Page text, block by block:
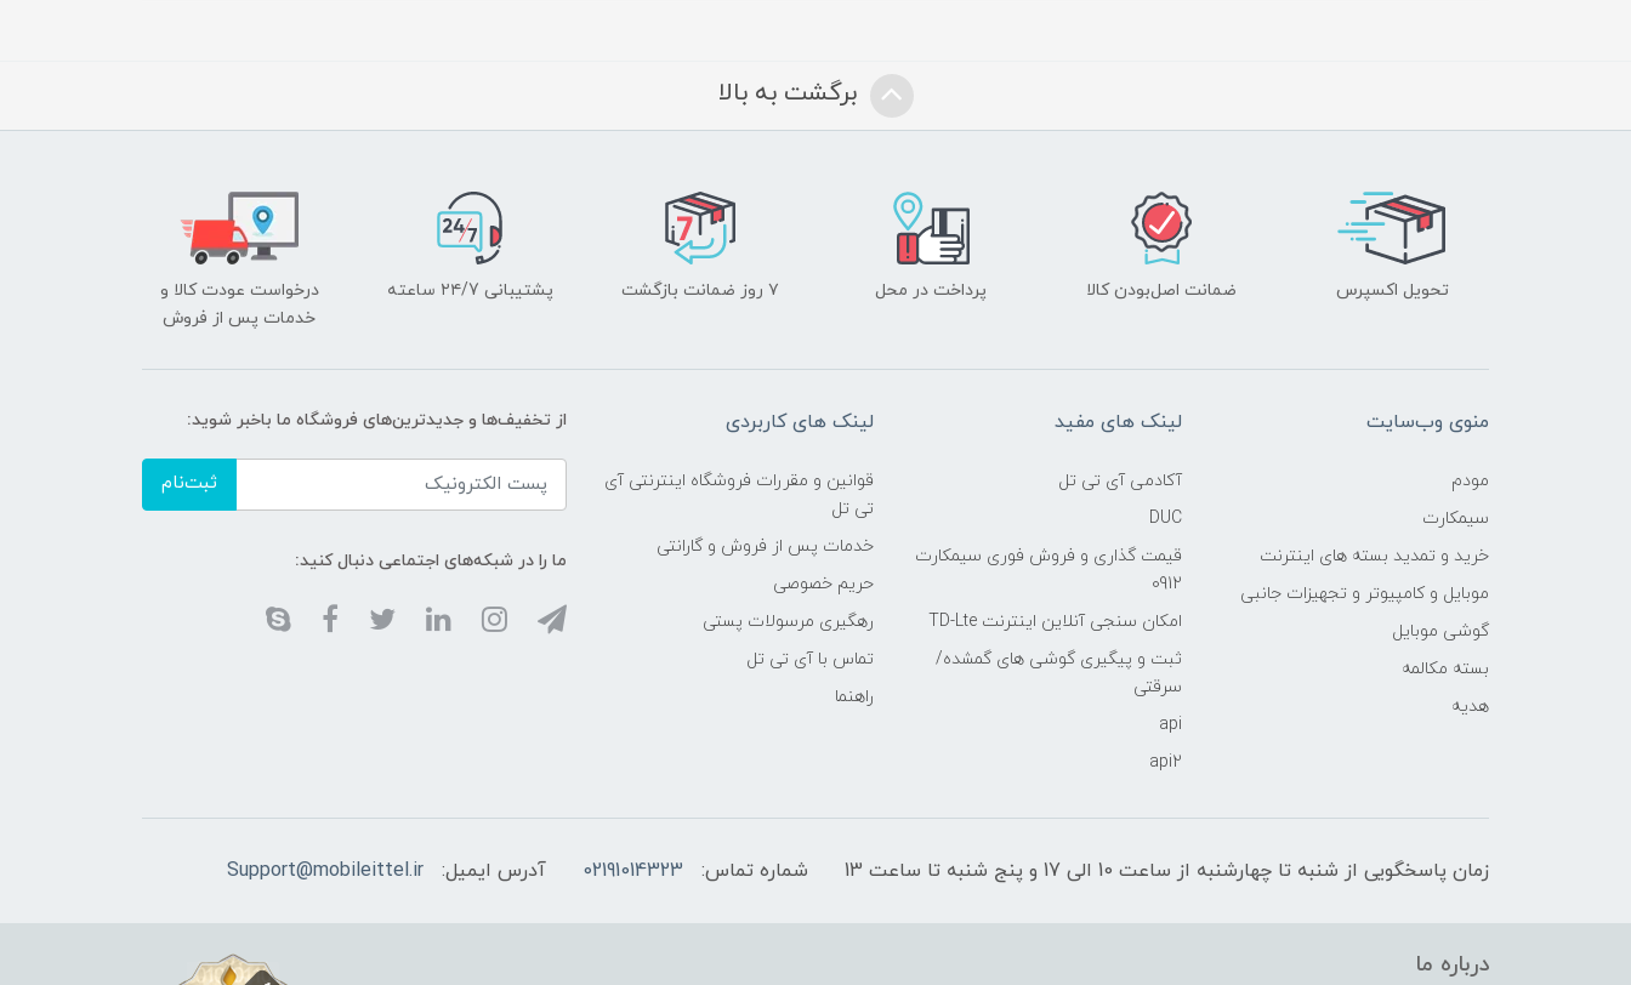
برگشت به بالا
تحویل اکسپرس ضمانت اصل‌بودن کالا پرداخت در محل ۷ روز ضمانت بازگشت پشتیبانی ۲۴/7 ساعته
درخواست عودت کالا و
خدمات پس از فروش
منوی وب‌سایت
مودم
سیمکارت
خرید و تمدید بسته های اینترنت
موبایل و کامپیوتر و تجهیزات جانبی
گوشی موبایل
بسته مکالمه
هدیه
لینک های مفید
آکادمی آی تی تل
DUC
قیمت گذاری و فروش فوری سیمکارت
0912
امکان سنجی آنلاین اینترنت TD-Lte
ثبت و پیگیری گوشی های گمشده/
سرقتی
api
api2
لینک های کاربردی
قوانین و مقررات فروشگاه اینترنتی آی
تی تل
خدمات پس از فروش و گارانتی
حریم خصوصی
رهگیری مرسولات پستی
تماس با آی تی تل
راهنما
از تخفیف‌ها و جدیدترین‌های فروشگاه ما باخبر شوید:
ثبت‌نام
ما را در شبکه‌های اجتماعی دنبال کنید:
زمان پاسخگویی از شنبه تا چهارشنبه از ساعت 10 الی 17 و پنج شنبه تا ساعت 13 شماره تماس: 02191014323 آدرس ایمیل: Support@mobileittel.ir
درباره ما